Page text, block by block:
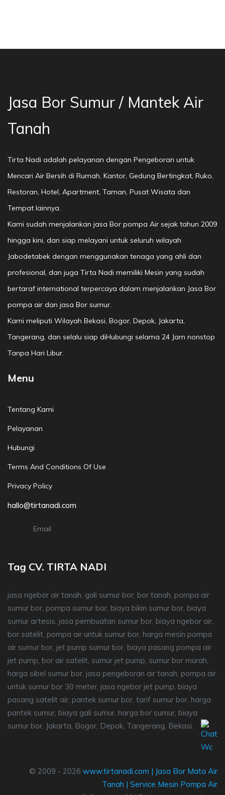
Jasa Bor Sumur / Mantek Air
Tanah
Tirta Nadi adalah pelayanan dengan Pengeboran untuk
Mencari Air Bersih di Rumah, Kantor, Gedung Bertingkat, Ruko,
Restoran, Hotel, Apartment, Taman, Pusat Wisata dan
Tempat lainnya.
Kami sudah menjalankan jasa Bor pompa Air sejak tahun 2009
hingga kini, dan siap melayani untuk seluruh wilayah
Jabodetabek dengan menggunakan tenaga yang ahli dan
profesional, dan juga Tirta Nadi memiliki Mesin yang sudah
bertaraf international terpercaya dalam menjalankan Jasa Bor
pompa air dan jasa Bor sumur.
Kami meliputi Wilayah Bekasi, Bogor, Depok, Jakarta,
Tangerang, dan selalu siap diHubungi selama 24 Jam nonstop
Tanpa Hari Libur.
Menu
Tentang Kami
Pelayanan
Hubungi
Terms And Conditions Of Use
Privacy Policy
hallo@tirtanadi.com
Email
Tag CV. TIRTA NADI
jasa ngebor air tanah, gali sumur bor, bor tanah, pompa air
sumur bor, pompa sumur bor, biaya bikin sumur bor, biaya
sumur artesis, jasa pembuatan sumur bor, biaya ngebor air,
bor satelit, pompa air untuk sumur bor, harga mesin pompa
air sumur bor, jet pump sumur bor, biaya pasang pompa air
jet pump, bor air satelit, sumur jet pump, sumur bor murah,
harga sibel sumur bor, jasa pengeboran air tanah, pompa air
untuk sumur bor 30 meter, jasa ngebor jet pump, biaya
pasang satelit air, pantek sumur bor, tarif sumur bor, harga
pantek sumur, biaya gali sumur, harga bor sumur, biaya
sumur bor, Jakarta, Bogor, Depok, Tangerang, Bekasi.
© 2009 - 2026 www.tirtanadi.com | Jasa Bor Mata Air
Tanah | Service Mesin Pompa Air